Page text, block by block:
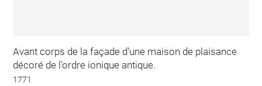
Avant corps de la façade d'une maison de plaisance
décoré de l'ordre ionique antique.
1771